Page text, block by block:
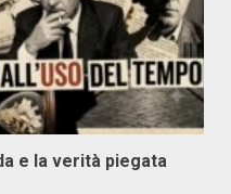
e la verità piegata